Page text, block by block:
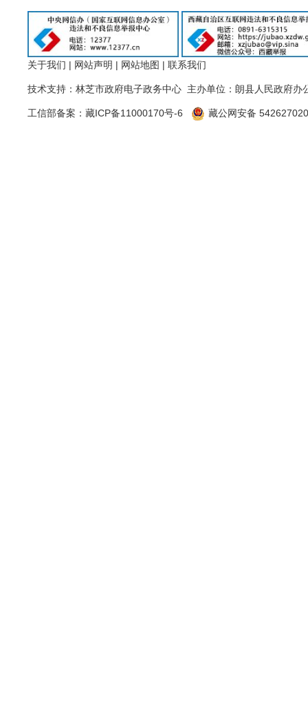
开和归档
时。
公厅政务
更权威的
关于我们 | 网站声明 | 网站地图 | 联系我们
技术支持：林芝市政府电子政务中心 主办单位：朗县人民政府办
工信部备案： 藏ICP备11000170号-6 藏公网安备